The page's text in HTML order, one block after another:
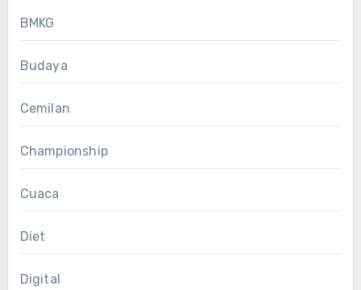
BMKG
Budaya
Cemilan
Championship
Cuaca
Diet
Digital